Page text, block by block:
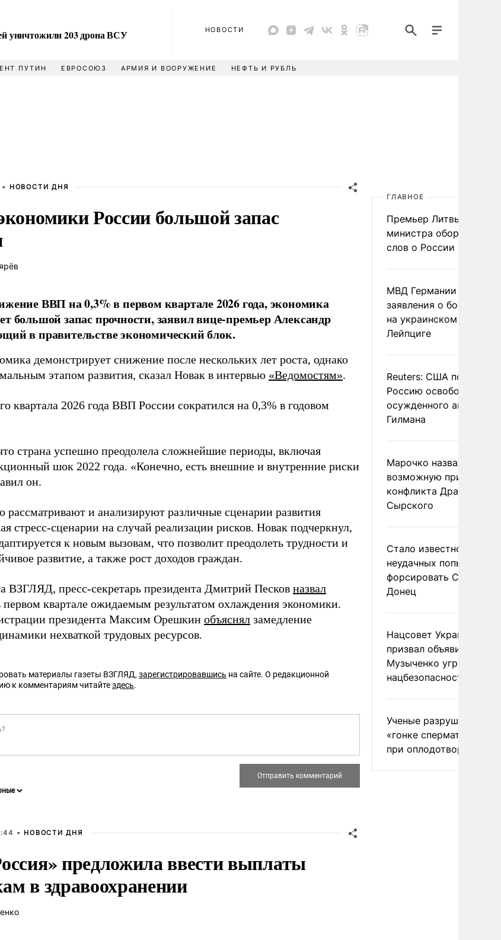
уничтожили 203 дрона ВСУ НОВОСТИ
ПУТИН ЕВРОСОЮЗ АРМИЯ И ВООРУЖЕНИЕ НЕФТЬ И РУБЛЬ
НОВОСТИ ДНЯ
России большой запас
ВВП на 0,3% в первом квартале 2026 года, экономика
большой запас прочности, заявил вице-премьер Александр
в правительстве экономический блок.
демонстрирует снижение после нескольких лет роста, однако
этапом развития, сказал Новак в интервью «Ведомостям».
квартала 2026 года ВВП России сократился на 0,3% в годовом
страна успешно преодолела сложнейшие периоды, включая
шок 2022 года. «Конечно, есть внешние и внутренние риски
он.
рассматривают и анализируют различные сценарии развития
стресс-сценарии на случай реализации рисков. Новак подчеркнул,
к новым вызовам, что позволит преодолеть трудности и
развитие, а также рост доходов граждан.
ВЗГЛЯД, пресс-секретарь президента Дмитрий Песков назвал
квартале ожидаемым результатом охлаждения экономики.
президента Максим Орешкин объяснял замедление
нехваткой трудовых ресурсов.
материалы газеты ВЗГЛЯД, зарегистрировавшись на сайте. О редакционной
к комментариям читайтездесь.
• НОВОСТИ ДНЯ
предложила ввести выплаты
в здравоохранении
ГЛАВНОЕ
Премьер Литвы осадил
министра обороны из-
слов о России
МВД Германии отвергло
заявления о
на украинском
Лейпциге
Reuters: США
Россию освободить
осужденного
Гилмана
Марочко назвал
возможную причину
конфликта Драпатого и
Сырского
Стало известно о
неудачных попытках
форсировать
Донец
Нацсовет Украины по
призвал объявить
Музыченко угрозой
нацбезопасности
Ученые разрушили миф
«гонке
при оплодотворении